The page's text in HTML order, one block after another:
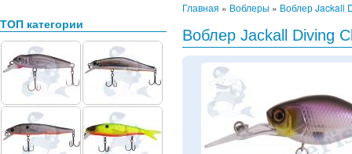
ТОП категории
Главная » Воблеры » Воблер Jackall
Воблер Jackall Diving